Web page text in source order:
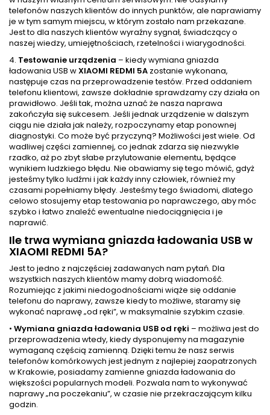
telefonów naszych klientów do innych punktów, ale naprawiamy
je w tym samym miejscu, w którym zostało nam przekazane.
Jest to dla naszych klientów wyraźny sygnał, świadczący o
naszej wiedzy, umiejętnościach, rzetelności i wiarygodności.
4. Testowanie urządzenia – kiedy wymiana gniazda
ładowania USB wXIAOMI REDMI 5A zostanie wykonana,
następuje czas na przeprowadzenie testów. Przed oddaniem
telefonu klientowi, zawsze dokładnie sprawdzamy czy działa on
prawidłowo. Jeśli tak, można uznać że nasza naprawa
zakończyła się sukcesem. Jeśli jednak urządzenie w dalszym
ciągu nie działa jak należy, rozpoczynamy etap ponownej
diagnostyki. Co może być przyczyną? Możliwości jest wiele. Od
wadliwej części zamiennej, co jednak zdarza się niezwykle
rzadko, aż po zbyt słabe przylutowanie elementu, będące
wynikiem ludzkiego błędu. Nie obawiamy się tego mówić, gdyż
jesteśmy tylko ludźmi i jak każdy inny człowiek, również my
czasami popełniamy błędy. Jesteśmy tego świadomi, dlatego
celowo stosujemy etap testowania po naprawczego, aby móc
szybko i łatwo znaleźć ewentualne niedociągnięcia i je
naprawić.
Ile trwa wymiana gniazda ładowania USB w
XIAOMI REDMI 5A?
Jest to jedno z najczęściej zadawanych nam pytań. Dla
wszystkich naszych klientów mamy dobrą wiadomość.
Rozumiejąc z jakimi niedogodnościami wiąże się oddanie
telefonu do naprawy, zawsze kiedy to możliwe, staramy się
wykonać naprawę „od ręki”, w maksymalnie szybkim czasie.
• Wymiana gniazda ładowania USB od ręki – możliwa jest do
przeprowadzenia wtedy, kiedy dysponujemy na magazynie
wymaganą częścią zamienną. Dzięki temu że nasz serwis
telefonów komórkowych jest jednym z najlepiej zaopatrzonych
w Krakowie, posiadamy zamienne gniazda ładowania do
większości popularnych modeli. Pozwala nam to wykonywać
naprawy „na poczekaniu”, w czasie nie przekraczającym kilku
godzin.